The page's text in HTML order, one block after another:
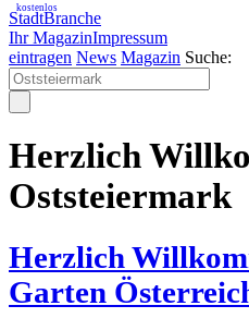
StadtBranche
Ihr MagazinImpressum
kostenlos
eintragen News Magazin Suche:
Herzlich
Oststeiermark
Herzlich
Garten